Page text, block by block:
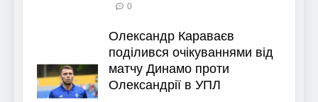
0
Олександр Караваєв
поділився очікуваннями від
матчу Динамо проти
Олександрії в УПЛ